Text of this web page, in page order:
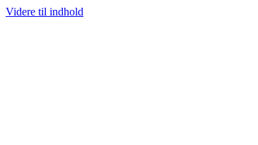
Videre til indhold